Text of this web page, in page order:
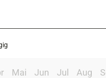
Mai Jun Jul Aug